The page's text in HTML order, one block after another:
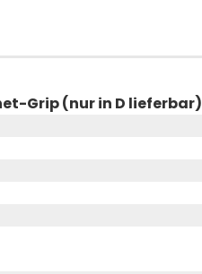
Grip (nur in D lieferbar)